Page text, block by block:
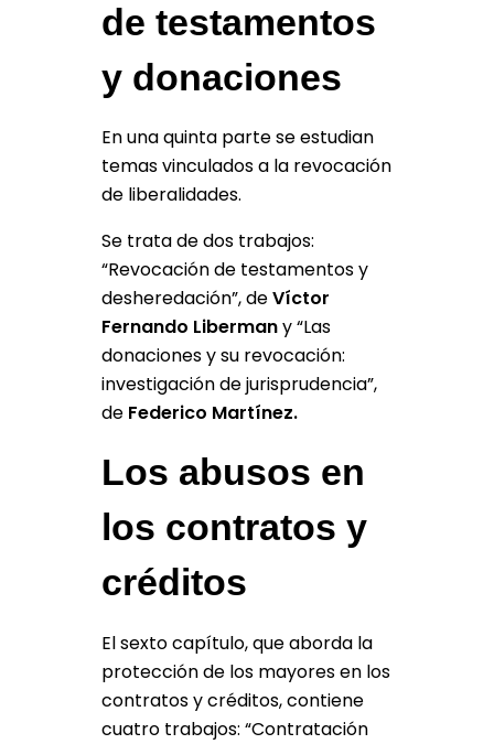
de testamentos
y donaciones
En una quinta parte se estudian
temas vinculados a la revocación
de liberalidades.
Se trata de dos trabajos:
“Revocación de testamentos y
desheredación”, deVíctor
Fernando Libermany “Las
donaciones y su revocación:
investigación de jurisprudencia”,
de Federico Martínez.
Los abusos en
los contratos y
créditos
El sexto capítulo, que aborda la
protección de los mayores en los
contratos y créditos, contiene
cuatro trabajos: “Contratación